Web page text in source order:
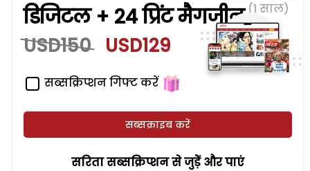
डिजिटल + 24 प्रिंट मैगजीन (1 साल)
USD150 USD129
सब्सक्रिप्शन गिफ्ट करें
सब्सक्राइब करें
सरिता सब्सक्रिप्शन से जुड़ेें और पाएं